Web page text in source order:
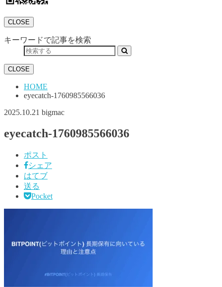
CLOSE
キーワードで記事を検索
CLOSE
HOME
eyecatch-1760985566036
2025.10.21 bigmac
eyecatch-1760985566036
ポスト
シェア
はてブ
送る
Pocket